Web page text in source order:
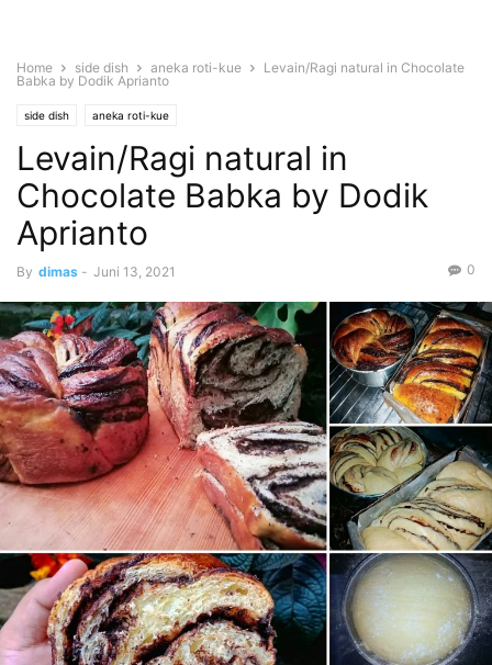
Home side dish aneka roti-kue
Levain/Ragi natural in Chocolate
Babka by Dodik Aprianto
side dish aneka roti-kue
Levain/Ragi natural in
Chocolate Babka by Dodik
Aprianto
By dimas - Juni 13, 2021 0